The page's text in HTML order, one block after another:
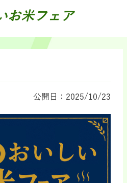
お米フェア
公開日：2025/10/23